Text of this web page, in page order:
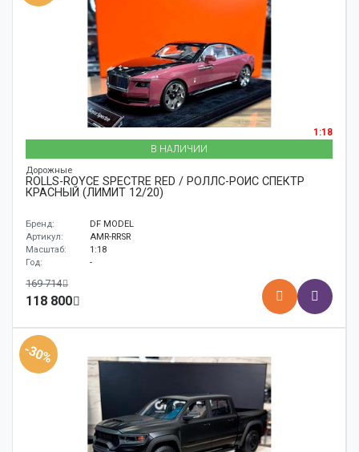
1:18
В НАЛИЧИИ
Дорожные
ROLLS-ROYCE SPECTRE RED / РОЛЛС-РОЙС СПЕКТР
КРАСНЫЙ (ЛИМИТ 12/20)
Бренд:
DF MODEL
Артикул:
AMR-RRSR
Масштаб:
1:18
Год:
-
169 714
118 800
-30%